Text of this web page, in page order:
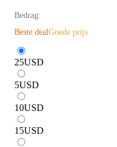
Bedrag:
Beste dealGoede prijs
25USD
5USD
10USD
15USD